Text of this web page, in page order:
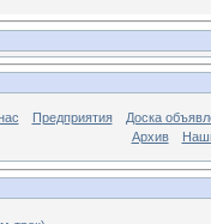
Предприятия
Доска
Архив